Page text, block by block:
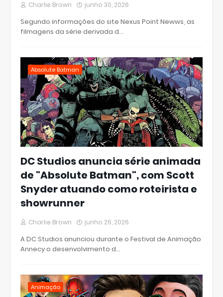
Charlie Brown junho 30, 2026
Segundo informações do site Nexus Point Newws, as
filmagens da série derivada d…
Absolute Batman
DC Studios anuncia série animada
de "Absolute Batman", com Scott
Snyder atuando como roteirista e
showrunner
Charlie Brown junho 26, 2026
A DC Studios anunciou durante o Festival de Animação
Annecy o desenvolvimento d…
Animação